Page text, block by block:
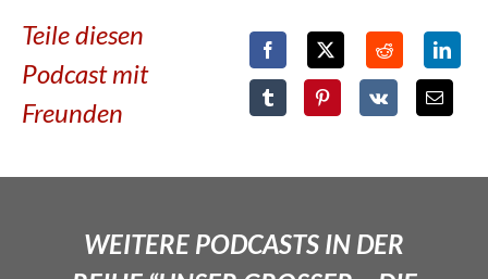
Teile diesen
Podcast mit
Freunden
WEITERE PODCASTS IN DER